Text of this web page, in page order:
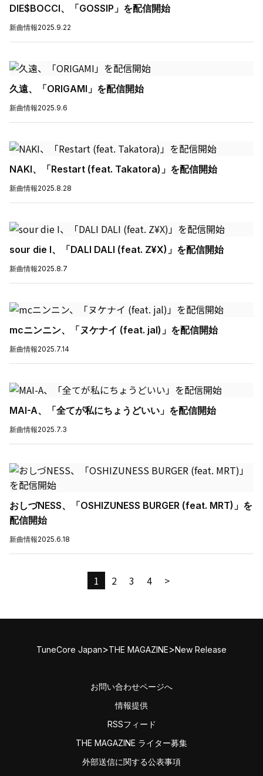
DIE$BOCCI、「GOSSIP」を配信開始
新曲情報2025.9.22
久遠、「ORIGAMI」を配信開始
新曲情報2025.9.6
NAKI、「Restart (feat. Takatora)」を配信開始
新曲情報2025.8.28
sour die I、「DALI DALI (feat. Z¥X)」を配信開始
新曲情報2025.8.7
mcニンニン、「ヌケナイ (feat. jal)」を配信開始
新曲情報2025.7.14
MAI-A、「全てが私にちょうどいい」を配信開始
新曲情報2025.7.3
おしづNESS、「OSHIZUNESS BURGER (feat. MRT)」を
配信開始
新曲情報2025.6.18
1 2 3 4 >
TuneCore Japan>THE MAGAZINE>New Release
お問い合わせページへ
情報提供
RSSフィード
THE MAGAZINE ライター募集
外部送信に関する公表事項